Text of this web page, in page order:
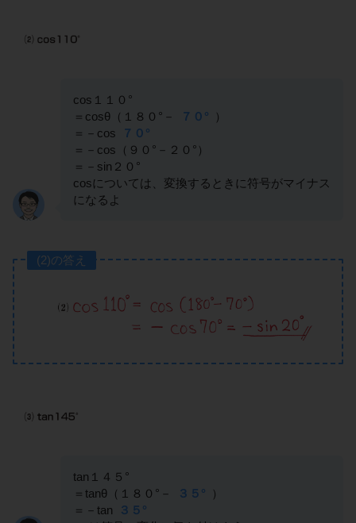
cos１１０°
＝cosθ（１８０°－
７０°
）
＝－cos
７０°
＝－cos（９０°－２０°）
＝－sin２０°
cosについては、変換するときに符号がマイナス
になるよ
(2)の答え
tan１４５°
＝tanθ（１８０°－
３５°
）
＝－tan
３５°